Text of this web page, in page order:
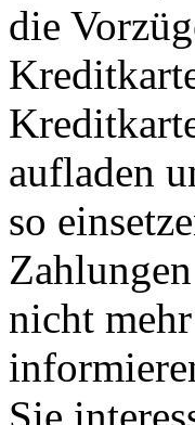
die
aufladen
so
nicht
Sie